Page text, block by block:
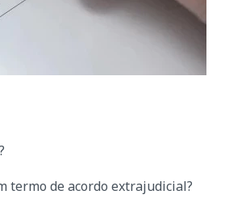
termo de acordo extrajudicial?